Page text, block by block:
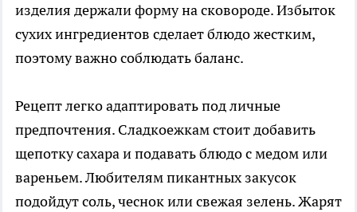
изделия держали форму на сковороде. Избыток
сухих ингредиентов сделает блюдо жестким,
поэтому важно соблюдать баланс.
Рецепт легко адаптировать под личные
предпочтения. Сладкоежкам стоит добавить
щепотку сахара и подавать блюдо с медом или
вареньем. Любителям пикантных закусок
подойдут соль, чеснок или свежая зелень. Жарят